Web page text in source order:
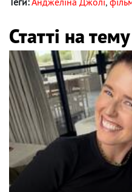
Статті на тему